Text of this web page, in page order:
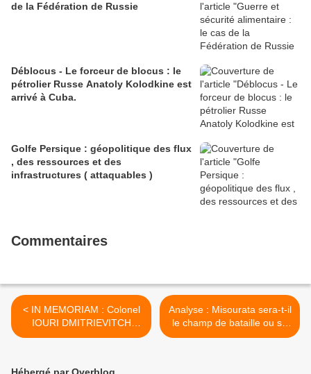
de la Fédération de Russie
Déblocus - Le forceur de blocus : le
pétrolier Russe Anatoly Kolodkine est
arrivé à Cuba.
Golfe Persique : géopolitique des flux
, des ressources et des
infrastructures ( attaquables )
Commentaires
< IN MEMORIAM : Colonel
IOURI DMITRIEVITCH
BOUDANOV ?
Analyse : Misourata sera-t-il
le champ de bataille ou se
jouera le sort de la